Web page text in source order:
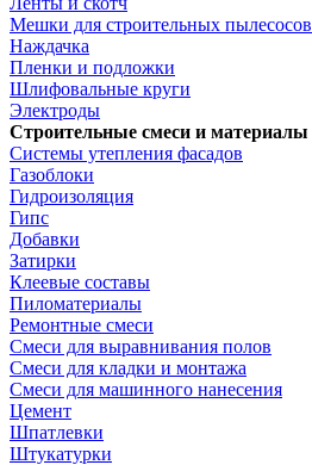
Мешки для строительных пылесосов
Наждачка
Пленки и подложки
Шлифовальные круги
Электроды
Строительные смеси и материалы
Системы утепления фасадов
Газоблоки
Гидроизоляция
Гипс
Добавки
Затирки
Клеевые составы
Пиломатериалы
Ремонтные смеси
Смеси для выравнивания полов
Смеси для кладки и монтажа
Смеси для машинного нанесения
Цемент
Шпатлевки
Штукатурки